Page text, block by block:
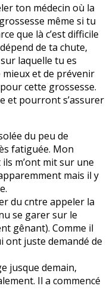
ton médecin où la
même si tu
que là c’est difficile
de ta chute,
laquelle tu es
mieux et de prévenir
cette grossesse.
et pourront s’assurer
du peu de
fatiguée. Mon
m’ont mit sur une
mais il y
du cntre appeler la
se garer sur le
gênant). Comme il
ont juste demandé de
jusque demain,
Il a commencé